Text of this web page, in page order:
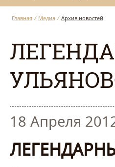
Главная / Медиа / Архив новостей
18 Апреля